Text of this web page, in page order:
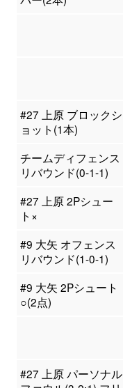
#27 上原 ブロックシ
ョット(1本)
チームディフェンス
リバウンド(0-1-1)
#27 上原 2Pシュー
ト×
#9 大矢 オフェンス
リバウンド(1-0-1)
#9 大矢 2Pシュート
○(2点)
#27 上原 パーソナル